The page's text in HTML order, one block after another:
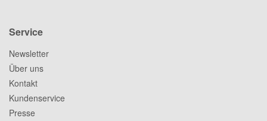
Service
Newsletter
Über uns
Kontakt
Kundenservice
Presse